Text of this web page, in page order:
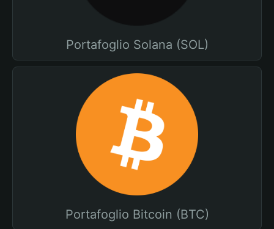
Portafoglio Solana (SOL)
Portafoglio Bitcoin (BTC)